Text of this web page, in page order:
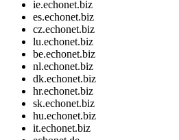
ie.echonet.biz
es.echonet.biz
cz.echonet.biz
lu.echonet.biz
be.echonet.biz
nl.echonet.biz
dk.echonet.biz
hr.echonet.biz
sk.echonet.biz
hu.echonet.biz
it.echonet.biz